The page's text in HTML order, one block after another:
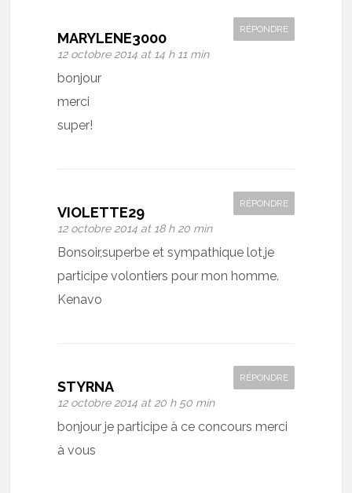
MARYLENE3000
12 octobre 2014 at 14 h 11 min
RÉPONDRE
bonjour
merci
super!
VIOLETTE29
12 octobre 2014 at 18 h 20 min
RÉPONDRE
Bonsoir,superbe et sympathique lot,je
participe volontiers pour mon homme.
Kenavo
STYRNA
12 octobre 2014 at 20 h 50 min
RÉPONDRE
bonjour je participe à ce concours merci
à vous